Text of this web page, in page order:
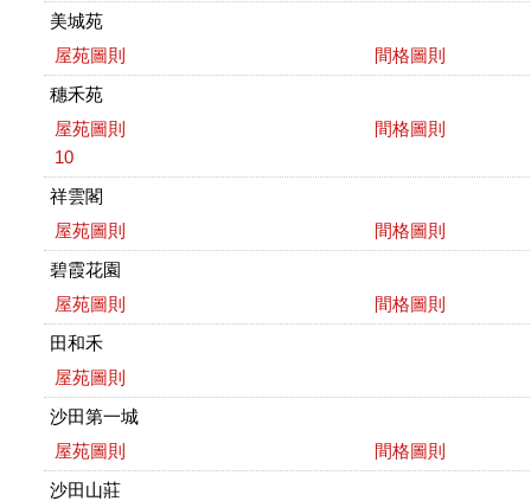
美城苑
屋苑圖則
間格圖則
穗禾苑
屋苑圖則
間格圖則
10
祥雲閣
屋苑圖則
間格圖則
碧霞花園
屋苑圖則
間格圖則
田和禾
屋苑圖則
沙田第一城
屋苑圖則
間格圖則
沙田山莊